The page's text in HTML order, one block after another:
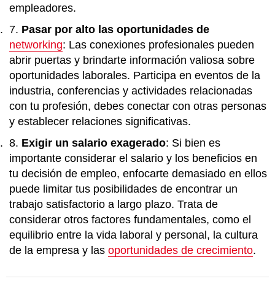
empleadores.
Pasar por alto las oportunidades de
networking: Las conexiones profesionales pueden
abrir puertas y brindarte información valiosa sobre
oportunidades laborales. Participa en eventos de la
industria, conferencias y actividades relacionadas
con tu profesión, debes conectar con otras personas
y establecer relaciones significativas.
Exigir un salario exagerado: Si bien es
importante considerar el salario y los beneficios en
tu decisión de empleo, enfocarte demasiado en ellos
puede limitar tus posibilidades de encontrar un
trabajo satisfactorio a largo plazo. Trata de
considerar otros factores fundamentales, como el
equilibrio entre la vida laboral y personal, la cultura
de la empresa y las oportunidades de crecimiento.